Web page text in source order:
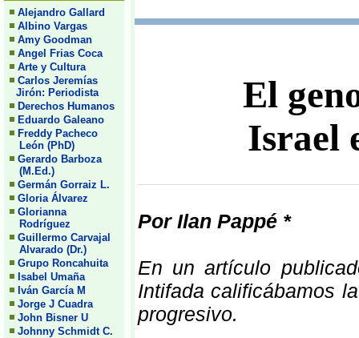
Alejandro Gallard
Albino Vargas
Amy Goodman
Angel Frias Coca
Arte y Cultura
Carlos Jeremías
Jirón: Periodista
Derechos Humanos
Eduardo Galeano
Freddy Pacheco
León (PhD)
Gerardo Barboza
(M.Ed.)
Germán Gorraiz L.
Gloria Álvarez
Glorianna
Rodríguez
Guillermo Carvajal
Alvarado (Dr.)
Grupo Roncahuita
Isabel Umaña
Iván García M
Jorge J Cuadra
John Bisner U
Johnny Schmidt C.
El
Israel
Por Ilan Pappé *
En un artículo
Intifada calificábamos
progresivo.